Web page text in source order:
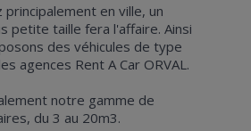
principalement en ville, un
petite taille fera l'affaire. Ainsi
des véhicules de type
agences Rent A Car ORVAL.
notre gamme de
du 3 au 20m3.